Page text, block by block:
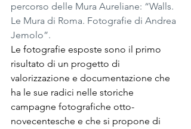
percorso delle Mura Aureliane: “Walls.
Le Mura di Roma. Fotografie di Andrea
Jemolo”.
Le fotografie esposte sono il primo
risultato di un progetto di
valorizzazione e documentazione che
ha le sue radici nelle storiche
campagne fotografiche otto-
novecentesche e che si propone di